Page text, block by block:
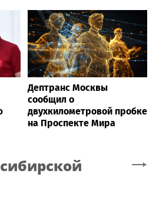
Дептранс Москвы
сообщил о
двухкилометровой пробке
на Проспекте Мира